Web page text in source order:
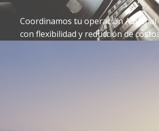
Coordinamos tu operación
con flexibilidad y reducción de